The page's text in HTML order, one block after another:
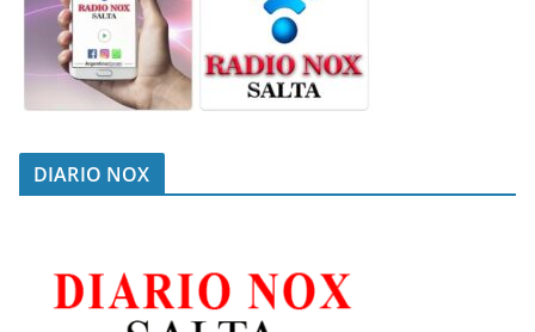
DIARIO NOX